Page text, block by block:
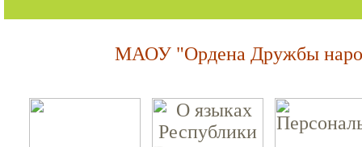
МАОУ "Ордена Дружбы